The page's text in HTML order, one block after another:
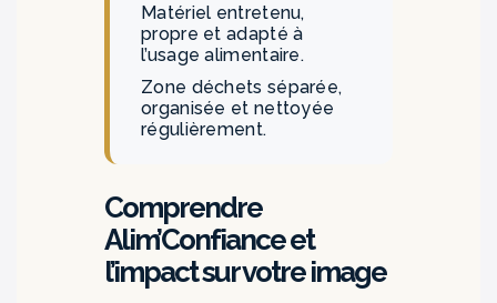
Matériel entretenu,
propre et adapté à
l’usage alimentaire.
Zone déchets séparée,
organisée et nettoyée
régulièrement.
Comprendre
Alim’Confiance et
l’impact sur votre image